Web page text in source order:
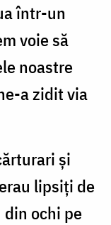
într-un
voie să
noastre
a zidit via
și
lipsiți de
ochi pe